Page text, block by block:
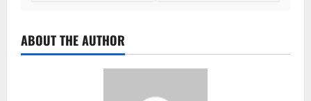
ABOUT THE AUTHOR